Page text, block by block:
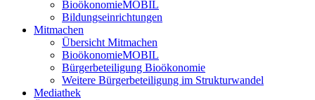
BioökonomieMOBIL
Bildungseinrichtungen
Mitmachen
Übersicht Mitmachen
BioökonomieMOBIL
Bürgerbeteiligung Bioökonomie
Weitere Bürgerbeteiligung im Strukturwandel
Mediathek